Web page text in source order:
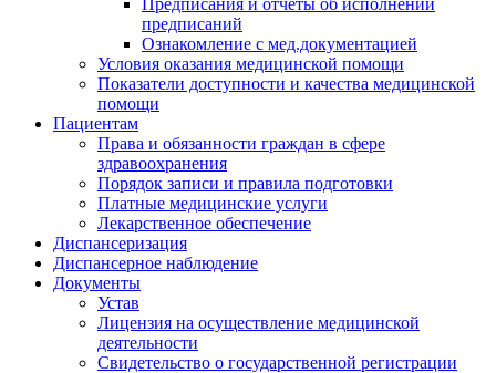
Предписания и отчеты об исполнении
предписаний
Ознакомление с мед.документацией
Условия оказания медицинской помощи
Показатели доступности и качества медицинской
помощи
Пациентам
Права и обязанности граждан в сфере
здравоохранения
Порядок записи и правила подготовки
Платные медицинские услуги
Лекарственное обеспечение
Диспансеризация
Диспансерное наблюдение
Документы
Устав
Лицензия на осуществление медицинской
деятельности
Свидетельство о государственной регистрации